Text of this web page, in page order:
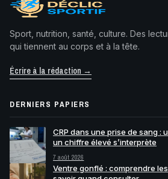
Sport, nutrition, santé, culture. Des
qui tiennent au corps et à la tête.
Écrire à la rédaction →
DERNIERS PAPIERS
CRP dans une prise de sang :
un chiffre élevé s’interprète
7 août 2026
Ventre gonflé : comprendre